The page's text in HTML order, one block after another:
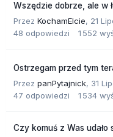
Wszędzie dobrze, ale w
Przez KochamElcie, 21
48 odpowiedzi 1 552
Ostrzegam przed tym
Przez panPytajnick, 31
47 odpowiedzi 1 534
Czy komuś z Was udało